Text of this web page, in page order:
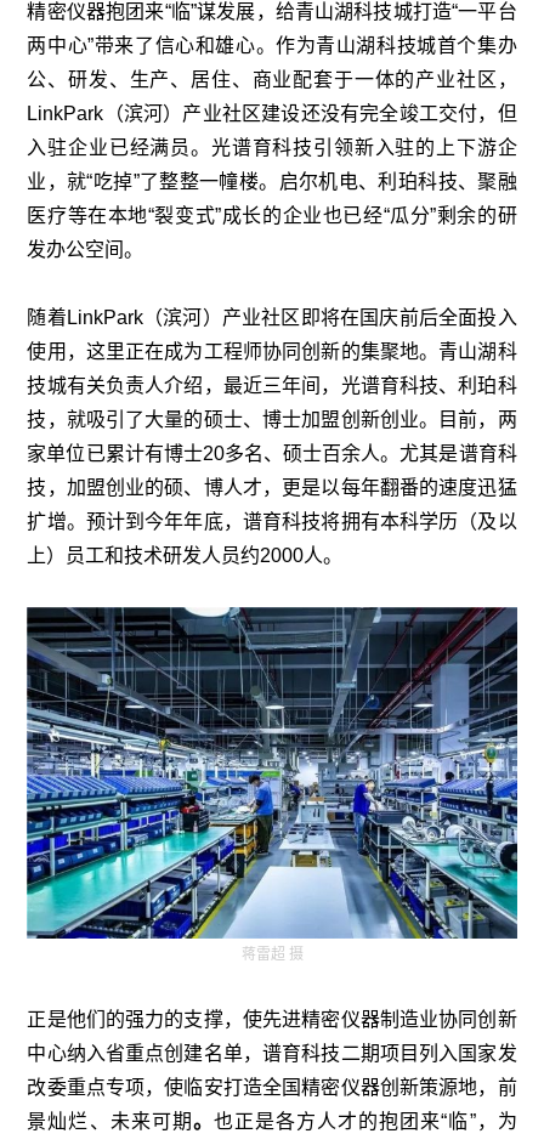
精密仪器抱团来“临”谋发展，给青山湖科技城打造“一平台
两中心”带来了信心和雄心。作为青山湖科技城首个集办
公、研发、生产、居住、商业配套于一体的产业社区，
LinkPark（滨河）产业社区建设还没有完全竣工交付，但
入驻企业已经满员。光谱育科技引领新入驻的上下游企
业，就“吃掉”了整整一幢楼。启尔机电、利珀科技、聚融
医疗等在本地“裂变式”成长的企业也已经“瓜分”剩余的研
发办公空间。
随着LinkPark（滨河）产业社区即将在国庆前后全面投入
使用，这里正在成为工程师协同创新的集聚地。青山湖科
技城有关负责人介绍，最近三年间，光谱育科技、利珀科
技，就吸引了大量的硕士、博士加盟创新创业。目前，两
家单位已累计有博士20多名、硕士百余人。尤其是谱育科
技，加盟创业的硕、博人才，更是以每年翻番的速度迅猛
扩增。预计到今年年底，谱育科技将拥有本科学历（及以
上）员工和技术研发人员约2000人。
蒋雷超 摄
正是他们的强力的支撑，使先进精密仪器制造业协同创新
中心纳入省重点创建名单，谱育科技二期项目列入国家发
改委重点专项，使临安打造全国精密仪器创新策源地，前
景灿烂、未来可期。 也正是各方人才的抱团来“临”，为